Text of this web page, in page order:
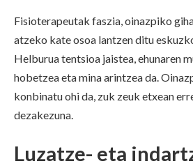
Fisioterapeutak faszia, oinazpiko
atzeko kate osoa lantzen ditu
Helburua tentsioa jaistea, ehunaren
hobetzea eta mina arintzea da.
konbinatu ohi da, zuk zeuk etxean
dezakezuna.
Luzatze- eta